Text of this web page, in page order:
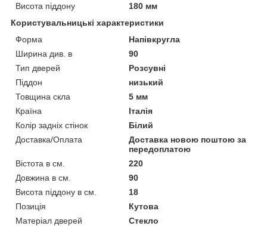
Висота піддону
180 мм
Користувальницькі характеристики
Форма
Напівкругла
Ширина див. в
90
Тип дверей
Розсувні
Піддон
низький
Товщина скла
5 мм
Країна
Італія
Колір задніх стінок
Білий
Доставка/Оплата
Доставка новою поштою за
передоплатою
Вістота в см.
220
Довжина в см.
90
Висота піддону в см.
18
Позиція
Кутова
Матеріал дверей
Стекло